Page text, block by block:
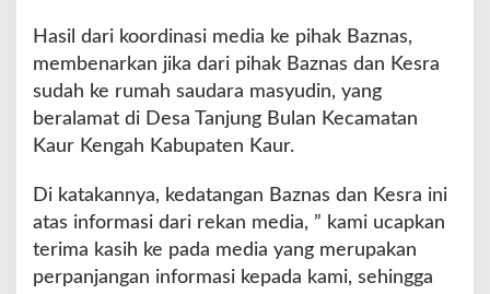
n
n
S
e
P
e
n
Hasil dari koordinasi media ke pihak Baznas,
membenarkan jika dari pihak Baznas dan Kesra
sudah ke rumah saudara masyudin, yang
beralamat di Desa Tanjung Bulan Kecamatan
Kaur Kengah Kabupaten Kaur.
Di katakannya, kedatangan Baznas dan Kesra ini
atas informasi dari rekan media, ” kami ucapkan
terima kasih ke pada media yang merupakan
perpanjangan informasi kepada kami, sehingga